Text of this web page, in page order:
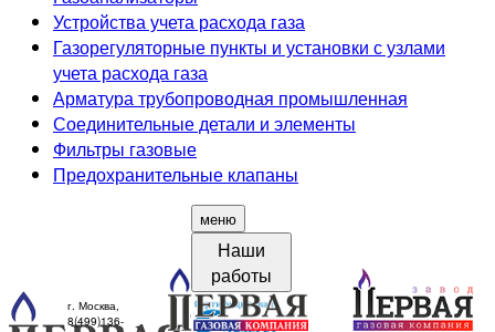
Устройства учета расхода газа
Газорегуляторные пункты и установки с узлами
учета расхода газа
Арматура трубопроводная промышленная
Соединительные детали и элементы
Фильтры газовые
Предохранительные клапаны
меню
Наши
работы
г. Москва,
8(499)136-